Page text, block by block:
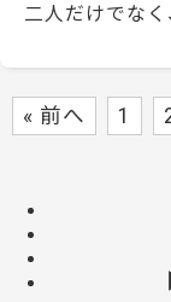
二人だけでなく
« 前へ 1